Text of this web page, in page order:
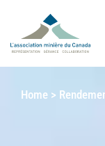
Home >